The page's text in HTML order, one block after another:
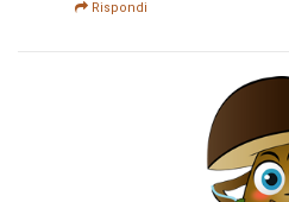
Rispondi